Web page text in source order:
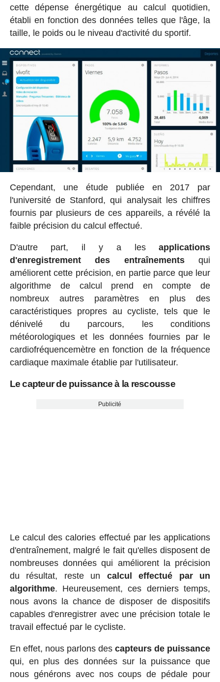
cette dépense énergétique au calcul quotidien,
établi en fonction des données telles que l'âge, la
taille, le poids ou le niveau d'activité du sportif.
Cependant, une étude publiée en 2017 par
l'université de Stanford, qui analysait les chiffres
fournis par plusieurs de ces appareils, a révélé la
faible précision du calcul effectué.
D'autre part, il y a lesapplications
d'enregistrement des entraînementsqui
améliorent cette précision, en partie parce que leur
algorithme de calcul prend en compte de
nombreux autres paramètres en plus des
caractéristiques propres au cycliste, tels que le
dénivelé du parcours, les conditions
météorologiques et les données fournies par le
cardiofréquencemètre en fonction de la fréquence
cardiaque maximale établie par l'utilisateur.
Le capteur de puissance à la rescousse
Publicité
Le calcul des calories effectué par les applications
d'entraînement, malgré le fait qu'elles disposent de
nombreuses données qui améliorent la précision
du résultat, reste un calcul effectué par un
algorithme. Heureusement, ces derniers temps,
nous avons la chance de disposer de dispositifs
capables d'enregistrer avec une précision totale le
travail effectué par le cycliste.
En effet, nous parlons descapteurs de puissance
qui, en plus des données sur la puissance que
nous générons avec nos coups de pédale pour